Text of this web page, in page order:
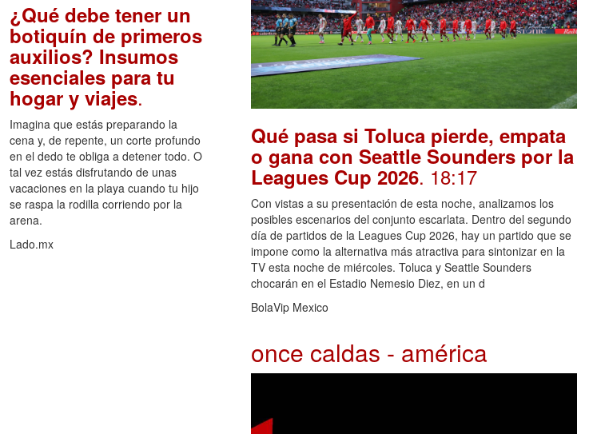
¿Qué debe tener un
botiquín de primeros
auxilios? Insumos
esenciales para tu
hogar y viajes.
Imagina que estás preparando la
cena y, de repente, un corte profundo
en el dedo te obliga a detener todo. O
tal vez estás disfrutando de unas
vacaciones en la playa cuando tu hijo
se raspa la rodilla corriendo por la
arena.
Lado.mx
Qué pasa si Toluca pierde, empata
o gana con Seattle Sounders por la
Leagues Cup 2026. 18:17
Con vistas a su presentación de esta noche, analizamos los
posibles escenarios del conjunto escarlata. Dentro del segundo
día de partidos de la Leagues Cup 2026, hay un partido que se
impone como la alternativa más atractiva para sintonizar en la
TV esta noche de miércoles. Toluca y Seattle Sounders
chocarán en el Estadio Nemesio Diez, en un d
BolaVip Mexico
once caldas - américa